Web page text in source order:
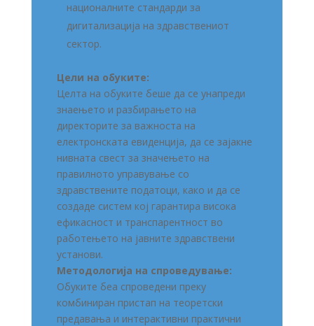
националните стандарди за
дигитализација на здравствениот
сектор.
Цели на обуките:
Целта на обуките беше да се унапреди
знаењето и разбирањето на
директорите за важноста на
електронската евиденција, да се зајакне
нивната свест за значењето на
правилното управување со
здравствените податоци, како и да се
создаде систем кој гарантира висока
ефикасност и транспарентност во
работењето на јавните здравствени
установи.
Методологија на спроведување:
Обуките беа спроведени преку
комбиниран пристап на теоретски
предавања и интерактивни практични